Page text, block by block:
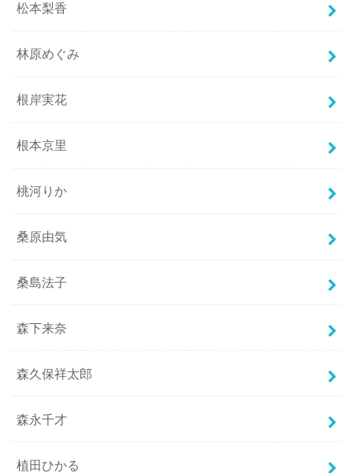
松本梨香
林原めぐみ
根岸実花
根本京里
桃河りか
桑原由気
桑島法子
森下来奈
森久保祥太郎
森永千才
植田ひかる